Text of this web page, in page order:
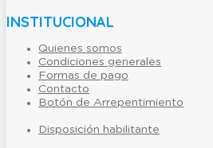
INSTITUCIONAL
Quienes somos
Condiciones generales
Formas de pago
Contacto
Botón de Arrepentimiento
Disposición habilitante